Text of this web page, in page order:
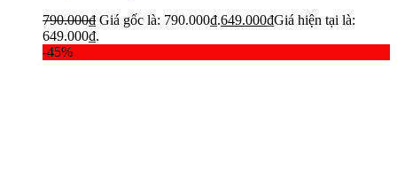
790.000₫ Giá gốc là: 790.000₫.649.000₫Giá hiện tại là:
649.000₫.
-45%